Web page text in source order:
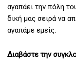
αγαπάει την πόλη
δική μας σειρά να
αγαπάμε εμείς.
Διαβάστε την